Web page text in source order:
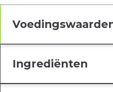
Ingrediënten